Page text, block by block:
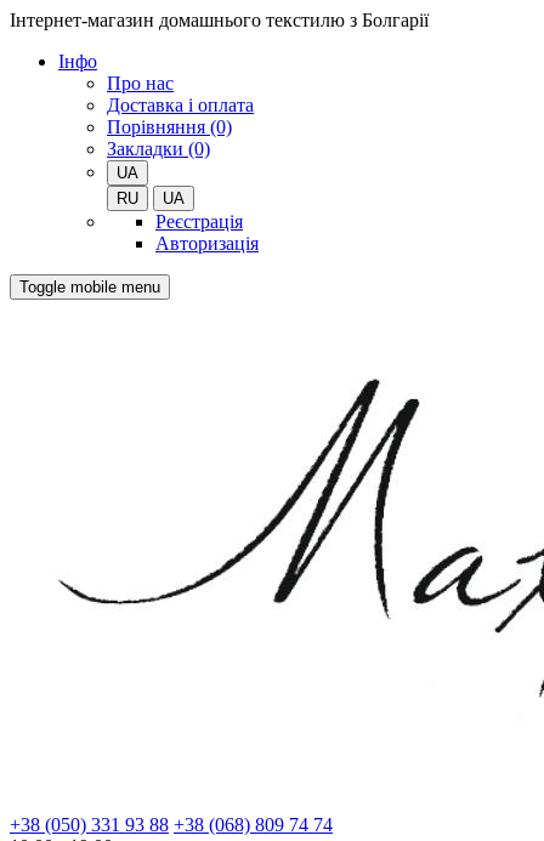
Інтернет-магазин домашнього текстилю з Болгарії
Iнфо
Про нас
Доставка і оплата
Порівняння (0)
Закладки (0)
UA
RU
UA
Реєстрація
Авторизація
Toggle mobile menu
+38 (050) 331 93 88 +38 (068) 809 74 74